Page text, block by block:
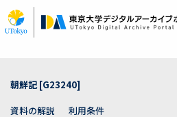
イ
ン
朝鮮記 [G23240]
資料の解説
利用条件